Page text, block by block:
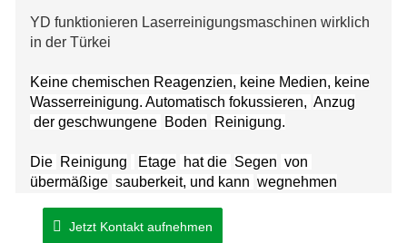
YD funktionieren Laserreinigungsmaschinen wirklich
in der Türkei
Keine chemischen Reagenzien, keine Medien, keine
Wasserreinigung. Automatisch fokussieren, Anzug
der geschwungene Boden Reinigung.
Die Reinigung Etage hat die Segen von
übermäßige sauberkeit, und kann wegnehmen
Plattierung, Farbe.
Jetzt Kontakt aufnehmen